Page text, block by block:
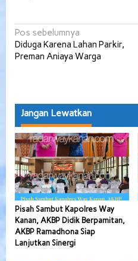
Navigasi
pos
Pos sebelumnya
Diduga Karena Lahan Parkir,
Preman Aniaya Warga
Jangan Lewatkan
Pisah Sambut Kapolres Way
Kanan, AKBP Didik Berpamitan,
AKBP Ramadhona Siap
Lanjutkan Sinergi